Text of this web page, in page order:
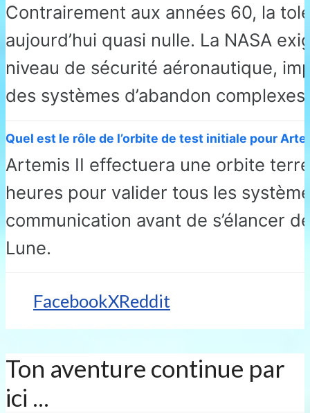
Contrairement aux années 60, la
aujourd’hui quasi nulle. La NASA
niveau de sécurité aéronautique,
des systèmes d’abandon complexes.
Quel est le rôle de l’orbite de test initiale pour
Artemis II effectuera une orbite
heures pour valider tous les
communication avant de s’élancer
Lune.
FacebookXReddit
Ton aventure continue par
ici ...